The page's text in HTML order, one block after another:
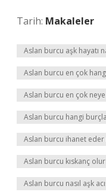
Tarih: Makaleler
Aslan burcu aşk hayatı
Aslan burcu en çok
Aslan burcu en çok
Aslan burcu hangi
Aslan burcu ihanet eder
Aslan burcu kıskanç
Aslan burcu nasıl aşk